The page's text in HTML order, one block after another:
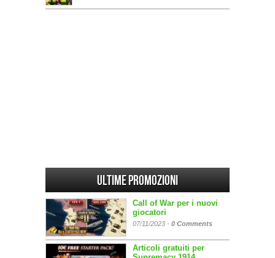
Ultime promozioni
Call of War per i nuovi
giocatori
07/11/2023 - 0 Comments
Articoli gratuiti per